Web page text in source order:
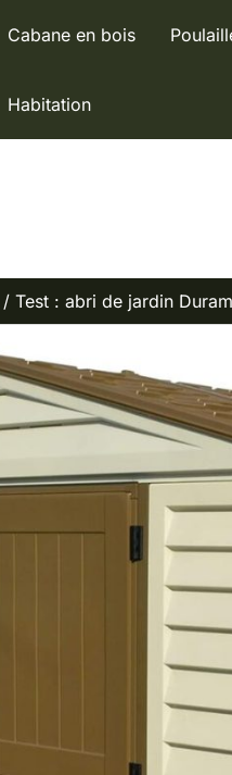
Cabane en bois
Habitation
Test : abri de jardin